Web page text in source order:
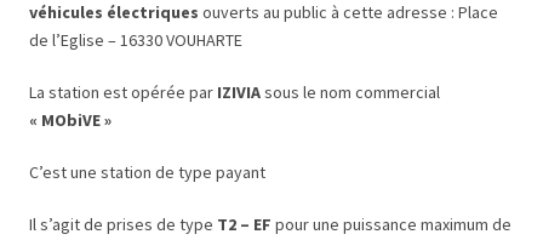
véhicules électriques ouverts au public à cette adresse : Place
de l’Eglise – 16330 VOUHARTE
La station est opérée par IZIVIAsous le nom commercial
« MObiVE »
C’est une station de type payant
Il s’agit de prises de type T2 – EF pour une puissance maximum de